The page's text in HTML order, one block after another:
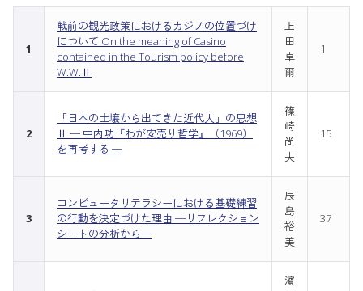
1
戦前の観光政策におけるカジノの位置づけ
について On the meaning of Casino
contained in the Tourism policy before
W.W.Ⅱ
上
田
卓
爾
1
2
「日本の土壌から出てきた近代人」の思想
Ⅱ ─ 中内功『わが安売り哲学』（1969）
を再考する ─
篠
崎
尚
夫
15
3
コンピュータリテラシーにおける基礎練習
の行動を決定づけた理由 ─リフレクション
シートの分析から─
辰
島
裕
美
37
濱